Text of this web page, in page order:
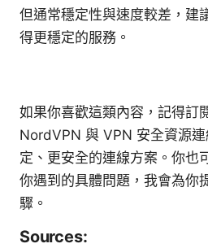
但通常穩定性與速度較差，建
得更穩定的服務。
如果你喜歡這類內容，記得訂
NordVPN 與 VPN 安全資源
定、更安全的連線方案。你也
你遇到的具體問題，我會為你
驟。
Sources: